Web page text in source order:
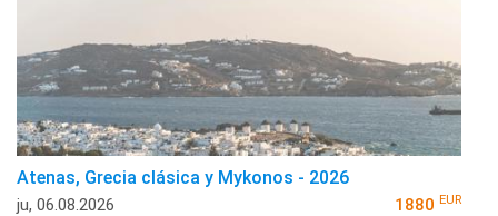
Atenas, Grecia clásica y Mykonos - 2026
ju, 06.08.2026 1880 EUR